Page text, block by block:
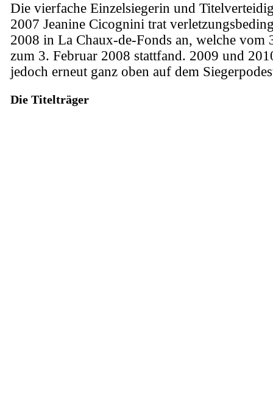
Die vierfache Einzelsiegerin und
2007 Jeanine Cicognini trat
2008 in La Chaux-de-Fonds an, welche vom
zum 3. Februar 2008 stattfand. 2009 und
jedoch erneut ganz oben auf dem
Die Titelträger